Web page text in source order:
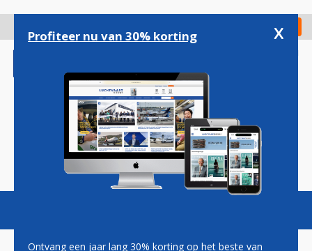
gaan
Check in
Magazine Podcasts Vacatures
Profiteer nu van 30% korting x
Ontvang een jaar lang 30% korting op het beste van